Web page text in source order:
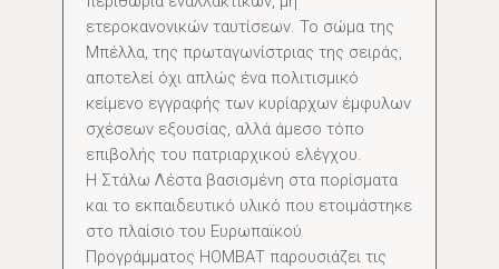
ετεροκανονικών ταυτίσεων. Το σώμα της
Μπέλλα, της πρωταγωνίστριας της σειράς,
αποτελεί όχι απλώς ένα πολιτισμικό
κείμενο εγγραφής των κυρίαρχων έμφυλων
σχέσεων εξουσίας, αλλά άμεσο τόπο
επιβολής του πατριαρχικού ελέγχου.
Η Στάλω Λέστα βασισμένη στα πορίσματα
και το εκπαιδευτικό υλικό που ετοιμάστηκε
στο πλαίσιο του Ευρωπαϊκού
Προγράμματος ΗΟΜΒΑΤ παρουσιάζει τις